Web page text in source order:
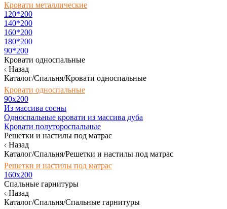
Кровати металлические
120*200
140*200
160*200
180*200
90*200
Кровати односпальные
Назад
Каталог/Спальня/Кровати односпальные
Кровати односпальные
90х200
Из массива сосны
Односпальные кровати из массива дуба
Кровати полутороспальные
Решетки и настилы под матрас
Назад
Каталог/Спальня/Решетки и настилы под матрас
Решетки и настилы под матрас
160х200
Спальные гарнитуры
Назад
Каталог/Спальня/Спальные гарнитуры